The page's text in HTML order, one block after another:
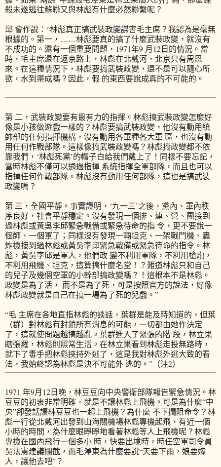
殺未遂逃往蘇聯又與林彪有什麼必然聯繫呢？
邱 會作說：“林彪真正搞武裝政變謀害毛主席？我認為是毫無
根據的。第一，……林彪要真的搞了什麼武裝政變，就沒有
不成功的。還有一個重要問題，1971年9 月12日的情況。當
時，毛主席還在返京路上，林彪在北戴河，北京只有周恩
來。在這種情況下，林彪要搞武裝政變，還不是可以隨心所
欲，水到渠成嗎？因此，假 的東西要說成真的不可能的。
第 二，武裝政變要有最有力的指揮。林彪搞武裝政變怎麼好
像是小孩做遊戲一樣的？林彪要搞武裝政變，他沒有動用統
帥部的任何指揮機構，沒有動用各軍種各大軍 區，也沒有動
用任何作戰部隊。這樣像搞武裝政變嗎？林彪搞政變都不依
靠我們，‘林彪死黨’的帽子白給我們戴上了！同樣不要忘記，
當時林彪不僅可以通過指揮 系統指揮全軍部隊，而且也可以
指揮任何作戰部隊。林彪沒有動用任何部隊，這也是搞武裝
政變嗎？
第 三，全國平靜。事實證明，‘九一三’之後，黨內、軍內秩
序良好，社會平靜穩定。沒有發現一個排、連、營、團接到
過林彪或黃吳李邱緊急戰備或緊急待命的指 令，更不要說一
個師、一個軍了；同樣沒有發現一輛坦克、一架戰鬥機、轟
炸機接到過林彪或黃吳李邱緊急戰備或緊急待命的指令。林
彪，黃吳李邱是軍人，他們政 變不利用軍隊，不利用槍炮，
不利用飛機、坦克，這算搞什麼名堂！？難道林彪只和自己
的兒子及幾個空軍的小幹部搞政變嗎？！這根本不是林彪。
政變是為了活， 而不是為了死，可是按照官方的說法，好像
林彪政變就是自己在搞一場為了死的兒戲。”
“毛 主席在各地直指林彪的談話，葉群是能及時知道的，但葉
（群）對林彪有封鎖所有消息的可能，一切都由她作決定
了，這就使問題越搞越亂。葉群進入了緊張的階 段，林立果
瞎張羅，林彪則照常生活。在林立果看到林彪走投無路時，
就下了毒手把林彪挾持外逃了，這是我對林彪外逃大致的看
法，我始終認為林彪是決不可能外 逃的。”（注2）
1971 年9月12日晚，林豆豆向中央警衛部隊報告緊急情況。林
豆豆的初衷非常明確，就是不讓林彪上飛機。可是為什麼“中
央”卻發話讓林豆豆也一起上飛機？為什麼 不下攔阻命令？林
彪一行從北戴河出發到山海關機場林彪專機起飛，有近一個
小時的時間，為什麼眼睜睜地看著林彪等人上飛機呢？林彪
專機在國內飛行一個多小 時，快要出境時，時任空軍司令員
吳法憲建議攔截，而毛澤東為什麼要說“天要下雨，娘要嫁
人，讓他去吧”？